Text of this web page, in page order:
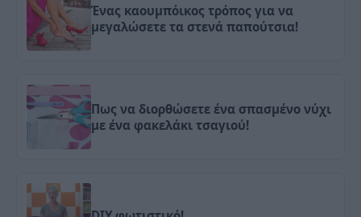
Ένας καουμπόικος τρόπος για να
μεγαλώσετε τα στενά παπούτσια!
Πως να διορθώσετε ένα σπασμένο νύχι
με ένα φακελάκι τσαγιού!